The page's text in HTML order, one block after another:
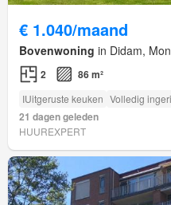
€ 1.040/maand
Bovenwoning in Didam,
2 86 m²
IUitgeruste keuken Volledig
21 dagen geleden
HUUREXPERT